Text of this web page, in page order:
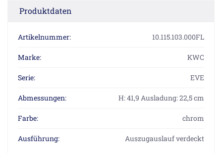
Produktdaten
Artikelnummer: 10.115.103.000FL
Marke: KWC
Serie: EVE
Abmessungen: H: 41,9 Ausladung: 22,5 cm
Farbe: chrom
Ausführung: Auszugauslauf verdeckt